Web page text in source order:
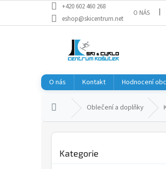
obsah
+420 602 460 268
eshop@skicentrum.net
O NÁS
O nás Kontakt Hodnocení
Domů Oblečení a doplňky
kategorie
Kategorie